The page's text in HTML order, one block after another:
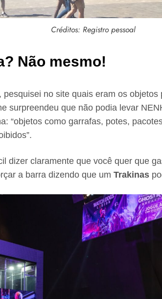
Créditos: Registro pessoal
Não mesmo!
no site quais eram os
surpreendeu que não podia levar
“objetos como garrafas, potes,
dizer claramente que você quer que
a barra dizendo que um Trakinas